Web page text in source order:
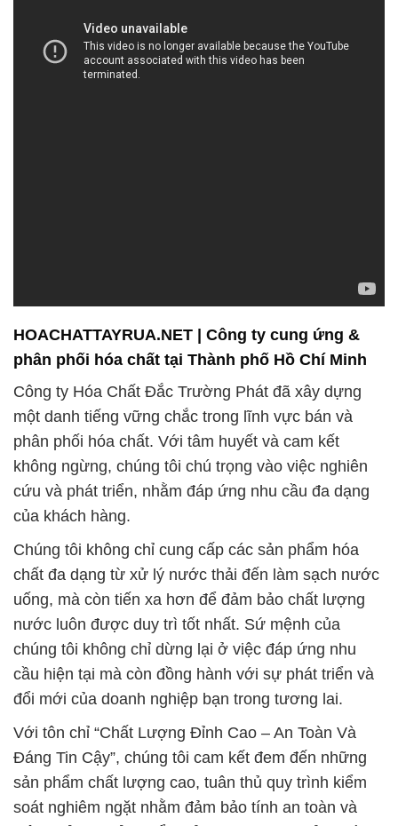
Công ty Hóa Chất Đắc Trường Phát đã xây dựng
một danh tiếng vững chắc trong lĩnh vực bán và
phân phối hóa chất. Với tâm huyết và cam kết
không ngừng, chúng tôi chú trọng vào việc nghiên
cứu và phát triển, nhằm đáp ứng nhu cầu đa dạng
của khách hàng.
Chúng tôi không chỉ cung cấp các sản phẩm hóa
chất đa dạng từ xử lý nước thải đến làm sạch nước
uống, mà còn tiến xa hơn để đảm bảo chất lượng
nước luôn được duy trì tốt nhất. Sứ mệnh của
chúng tôi không chỉ dừng lại ở việc đáp ứng nhu
cầu hiện tại mà còn đồng hành với sự phát triển và
đổi mới của doanh nghiệp bạn trong tương lai.
Với tôn chỉ “Chất Lượng Đỉnh Cao – An Toàn Và
Đáng Tin Cậy”, chúng tôi cam kết đem đến những
sản phẩm chất lượng cao, tuân thủ quy trình kiểm
soát nghiêm ngặt nhằm đảm bảo tính an toàn và
hiệu quả cho sản phẩm của bạn. Sự tin tưởng vào
đổi mới và sáng tạo của chúng tôi là nền tảng trong
việc cung cấp những sản phẩm hóa chất hàng đầu
cho ngành công nghiệp dệt nhuộm.